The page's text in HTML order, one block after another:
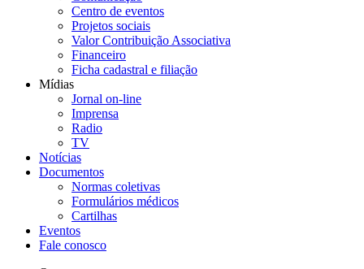
Centro de eventos
Projetos sociais
Valor Contribuição Associativa
Financeiro
Ficha cadastral e filiação
Mídias
Jornal on-line
Imprensa
Radio
TV
Notícias
Documentos
Normas coletivas
Formulários médicos
Cartilhas
Eventos
Fale conosco